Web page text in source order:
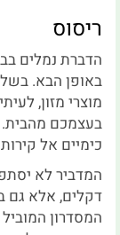
ריסוס
הדברת נמלים
באופן הבא.
מוצרי מזון,
בעצמכם מהבית.
כימיים אל
המדביר לא
דקלים, אלא גם
המסדרון